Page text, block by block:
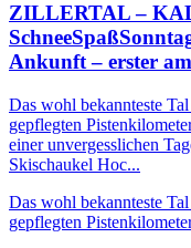
ZILLERTAL –
Ankunft – erster
Das wohl bekannteste
gepflegten
einer unvergesslichen
Skischaukel Hoc...
Das wohl bekannteste
gepflegten